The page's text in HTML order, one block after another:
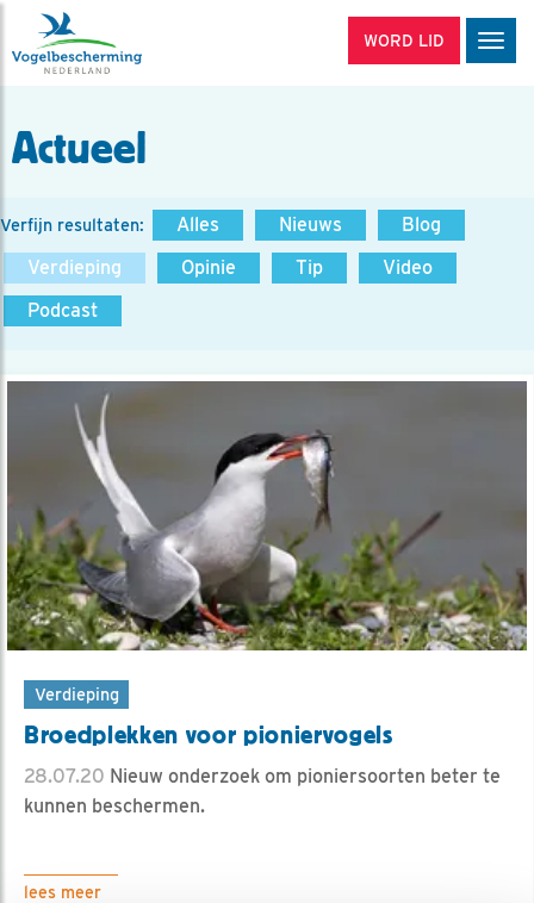
WORD LID
Actueel
Verfijn resultaten: Alles Nieuws
Blog
Verdieping
Opinie Tip
Video
Podcast
Verdieping
Broedplekken voor pioniervogels
28.07.20 Nieuw onderzoek om pioniersoorten beter te
kunnen beschermen.
lees meer